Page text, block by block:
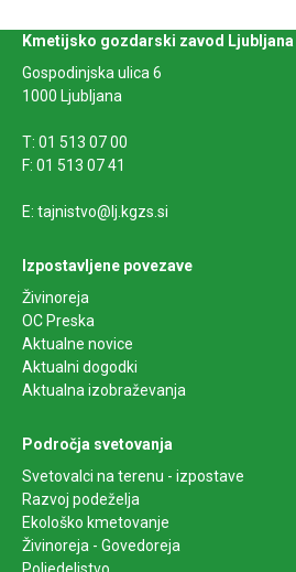
Kmetijsko gozdarski zavod Ljubljana
Gospodinjska ulica 6
1000 Ljubljana
T: 01 513 07 00
F: 01 513 07 41
E: tajnistvo@lj.kgzs.si
Izpostavljene povezave
Živinoreja
OC Preska
Aktualne novice
Aktualni dogodki
Aktualna izobraževanja
Področja svetovanja
Svetovalci na terenu - izpostave
Razvoj podeželja
Ekološko kmetovanje
Živinoreja - Govedoreja
Poljedeljstvo